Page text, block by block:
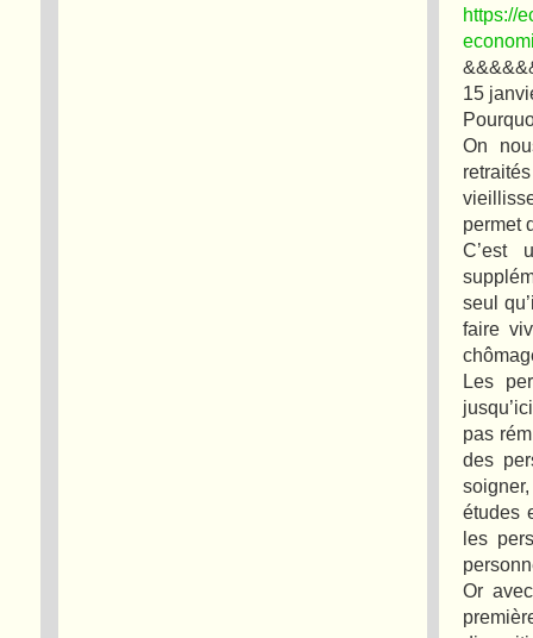
https://
15
On
permet
C’est
seul
faire
Les
pas
des
études
les
Or